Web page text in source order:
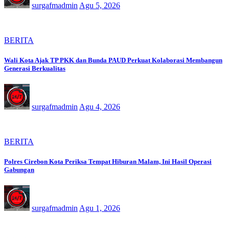
surgafmadmin Agu 5, 2026
BERITA
Wali Kota Ajak TP PKK dan Bunda PAUD Perkuat Kolaborasi Membangun
Generasi Berkualitas
surgafmadmin Agu 4, 2026
BERITA
Polres Cirebon Kota Periksa Tempat Hiburan Malam, Ini Hasil Operasi
Gabungan
surgafmadmin Agu 1, 2026